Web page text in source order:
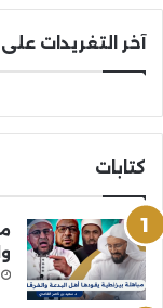
آخر التغريدات على
كتابات